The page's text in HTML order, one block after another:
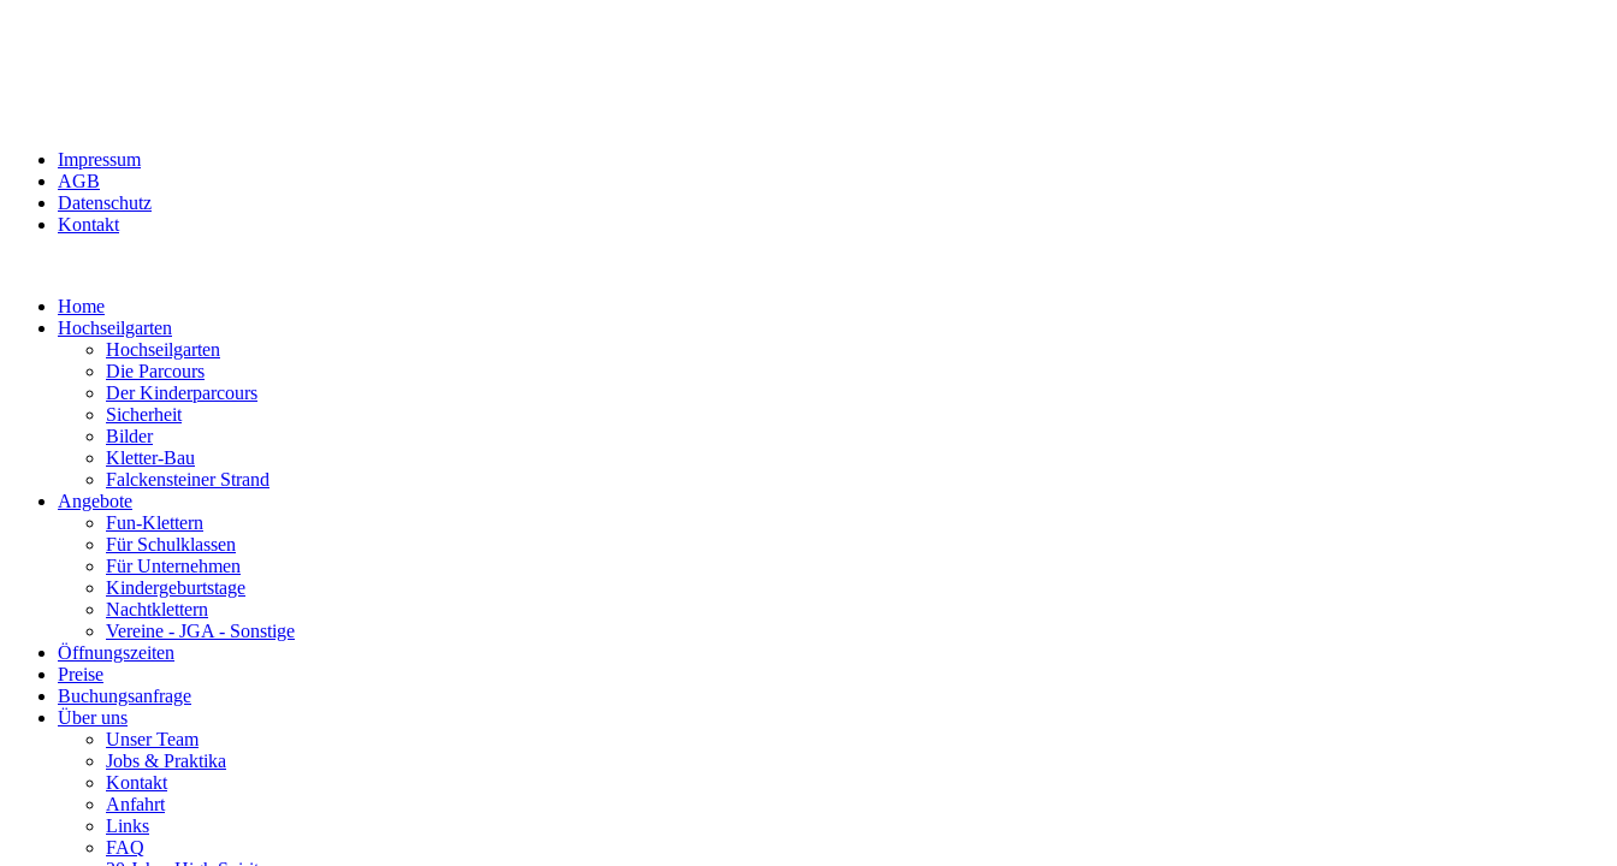
Impressum
AGB
Datenschutz
Kontakt
Home
Hochseilgarten
Hochseilgarten
Die Parcours
Der Kinderparcours
Sicherheit
Bilder
Kletter-Bau
Falckensteiner Strand
Angebote
Fun-Klettern
Für Schulklassen
Für Unternehmen
Kindergeburtstage
Nachtklettern
Vereine - JGA - Sonstige
Öffnungszeiten
Preise
Buchungsanfrage
Über uns
Unser Team
Jobs & Praktika
Kontakt
Anfahrt
Links
FAQ